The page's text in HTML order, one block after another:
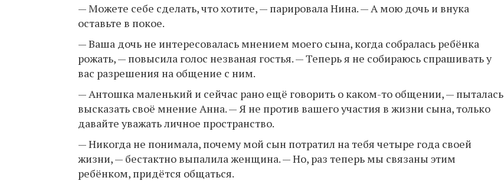
— Можете себе сделать, что хотите, — парировала Нина. — А мою дочь и внука
оставьте в покое.
— Ваша дочь не интересовалась мнением моего сына, когда собралась ребёнка
рожать, — повысила голос незваная гостья. — Теперь я не собираюсь спрашивать у
вас разрешения на общение с ним.
— Антошка маленький и сейчас рано ещё говорить о каком-то общении, — пыталась
высказать своё мнение Анна. — Я не против вашего участия в жизни сына, только
давайте уважать личное пространство.
— Никогда не понимала, почему мой сын потратил на тебя четыре года своей
жизни, — бестактно выпалила женщина. — Но, раз теперь мы связаны этим
ребёнком, придётся общаться.